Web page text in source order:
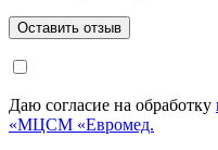
Даю согласие на обработку
«МЦСМ «Евромед.